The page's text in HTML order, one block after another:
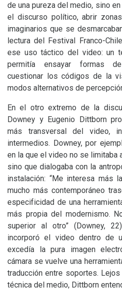
de una pureza del medio, sino
el discurso político, abrir
imaginarios que se
lectura del Festival Franco-
ese uso táctico del video: un
permitía ensayar formas
cuestionar los códigos de la
modos alternativos de
En el otro extremo de la
Downey y Eugenio Dittborn
más transversal del video,
intermedios. Downey, por
en la que el video no se limitaba
sino que dialogaba con la
instalación: “Me interesa más
mucho más contemporáneo
especificidad de una
más propia del modernismo.
superior al otro” (Downey,
incorporó el video dentro de
excedía la pura imagen
cámara se vuelve una
traducción entre soportes.
técnica del medio, Dittborn